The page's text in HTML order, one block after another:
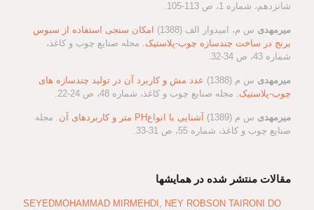
شانزدهم، شماره 1، ص 113-105.
میرمهدی س م، امیدوار الف (1388)
امکان سنجی استفاده از سبوس
برنج در ساخت چندسازه چوب-پلاستیک. مجله صنایع چوب و کاغذ،
شماره 43، ص 34-32.
میرمهدی س م (1388)
عدد مش و کاربرد آن در تولید چندسازه های
چوب-پلاستیک. مجله صنایع چوب و کاغذ، شماره 48، ص 24-22.
میرمهدی س م (1389) آشنایی با انواعPH متر و کاربردهای آن
. مجله
صنایع چوب و کاغذ، شماره 55، ص 31-33.
مقالات منتشر شده در همایشها
SEYEDMOHAMMAD MIRMEHDI, NEY ROBSON TAIRONI DO